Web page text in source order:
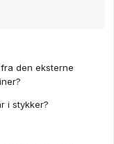
den eksterne
i stykker?